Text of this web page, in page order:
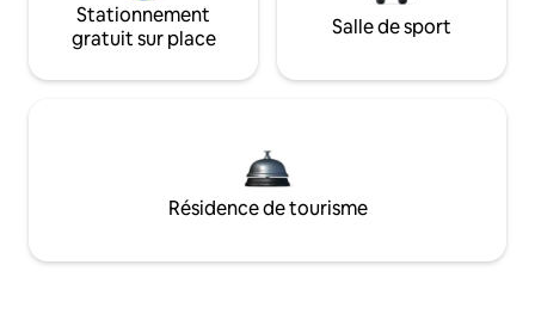
Stationnement
gratuit sur place
Salle de sport
Résidence de tourisme